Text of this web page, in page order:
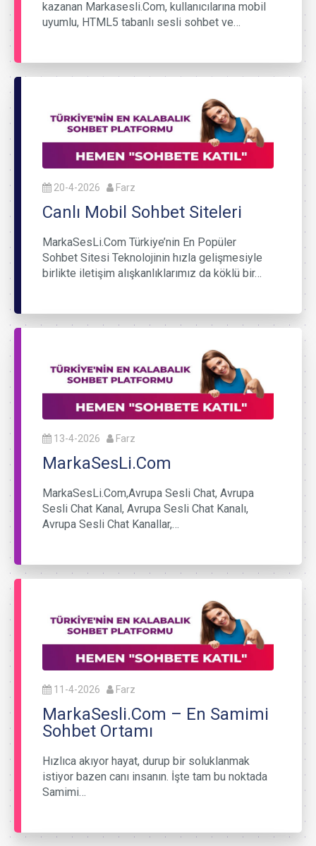
kazanan Markasesli.Com, kullanıcılarına mobil
uyumlu, HTML5 tabanlı sesli sohbet ve…
20-4-2026 Farz
Canlı Mobil Sohbet Siteleri
MarkaSesLi.Com Türkiye’nin En Popüler
Sohbet Sitesi Teknolojinin hızla gelişmesiyle
birlikte iletişim alışkanlıklarımız da köklü bir…
13-4-2026 Farz
MarkaSesLi.Com
MarkaSesLi.Com,Avrupa Sesli Chat, Avrupa
Sesli Chat Kanal, Avrupa Sesli Chat Kanalı,
Avrupa Sesli Chat Kanallar,…
11-4-2026 Farz
MarkaSesli.Com – En Samimi
Sohbet Ortamı
Hızlıca akıyor hayat, durup bir soluklanmak
istiyor bazen canı insanın. İşte tam bu noktada
Samimi…